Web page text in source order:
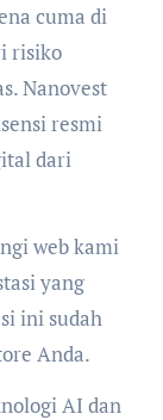
cuma di
risiko
Nanovest
resmi
dari
web kami
yang
ini sudah
Anda.
AI dan